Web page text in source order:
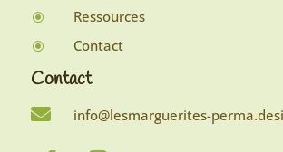
\ Ressources
\ Contact
Contact
 info@lesmarguerites-